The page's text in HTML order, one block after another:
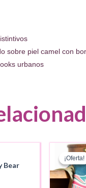
sobre piel camel con
urbanos
Bear
¡Oferta!
¡Oferta!